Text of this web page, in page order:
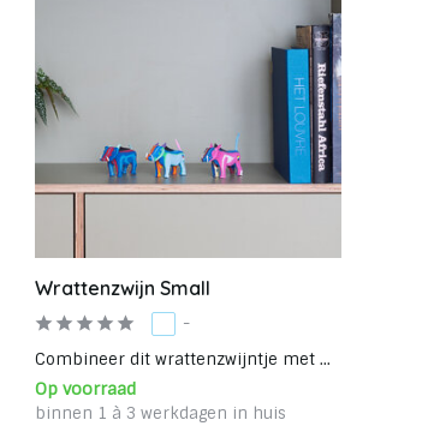
Wrattenzwijn Small
-
Combineer dit wrattenzwijntje met ...
Op voorraad
binnen 1 à 3 werkdagen in huis